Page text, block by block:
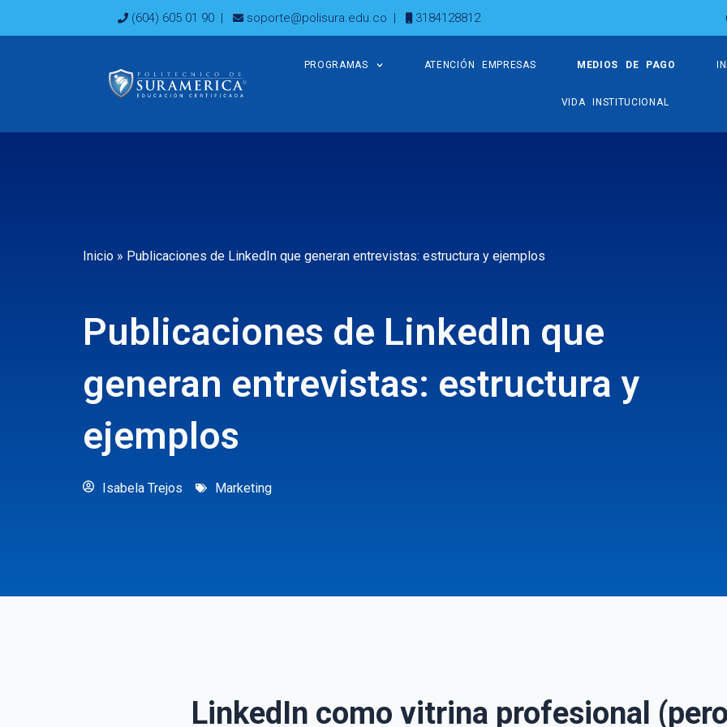
(604) 605 01 90 | soporte@polisura.edu.co | 3184128812
PROGRAMAS ATENCIÓN EMPRESAS MEDIOS DE PAGO
VIDA INSTITUCIONAL
Inicio » Publicaciones de LinkedIn que generan entrevistas: estructura y ejemplos
Publicaciones de LinkedIn que
generan entrevistas: estructura y
ejemplos
Isabela Trejos Marketing
LinkedIn como vitrina profesional